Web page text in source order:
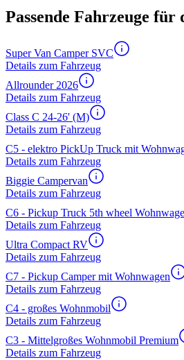
Passende Fahrzeuge für
Super Van Camper SVC
Details zum Fahrzeug
Allrounder 2026
Details zum Fahrzeug
Class C 24-26' (M)
Details zum Fahrzeug
C5 - elektro PickUp Truck mit
Details zum Fahrzeug
Biggie Campervan
Details zum Fahrzeug
C6 - Pickup Truck 5th wheel
Details zum Fahrzeug
Ultra Compact RV
Details zum Fahrzeug
C7 - Pickup Camper mit Wohnwagen
Details zum Fahrzeug
C4 - großes Wohnmobil
Details zum Fahrzeug
C3 - Mittelgroßes Wohnmobil Premium
Details zum Fahrzeug